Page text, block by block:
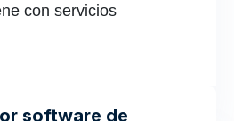
con servicios
software de